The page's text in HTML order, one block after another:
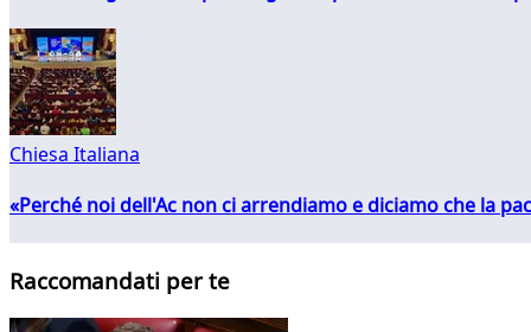
Chiesa Italiana
«Perché noi dell'Ac non ci arrendiamo e diciamo che la
Raccomandati per te